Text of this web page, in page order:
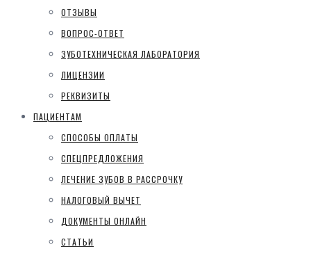
ОТЗЫВЫ
ВОПРОС-ОТВЕТ
ЗУБОТЕХНИЧЕСКАЯ ЛАБОРАТОРИЯ
ЛИЦЕНЗИИ
РЕКВИЗИТЫ
ПАЦИЕНТАМ
СПОСОБЫ ОПЛАТЫ
СПЕЦПРЕДЛОЖЕНИЯ
ЛЕЧЕНИЕ ЗУБОВ В РАССРОЧКУ
НАЛОГОВЫЙ ВЫЧЕТ
ДОКУМЕНТЫ ОНЛАЙН
СТАТЬИ